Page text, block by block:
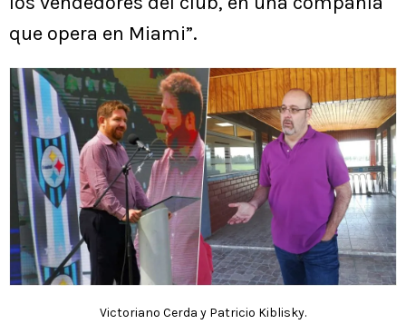
que opera en Miami”.
Victoriano Cerda y Patricio Kiblisky.